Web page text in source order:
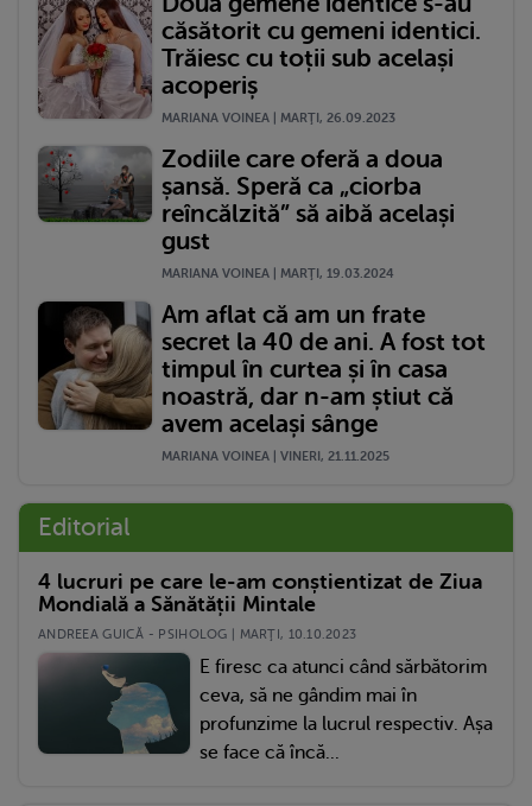
căsătorit cu gemeni identici.
Trăiesc cu toții sub același
acoperiș
MARIANA VOINEA | MARŢI, 26.09.2023
Zodiile care oferă a doua
șansă. Speră ca „ciorba
reîncălzită” să aibă același
gust
MARIANA VOINEA | MARŢI, 19.03.2024
Am aflat că am un frate
secret la 40 de ani. A fost tot
timpul în curtea și în casa
noastră, dar n-am știut că
avem același sânge
MARIANA VOINEA | VINERI, 21.11.2025
Editorial
4 lucruri pe care le-am conștientizat de Ziua
Mondială a Sănătății Mintale
ANDREEA GUICĂ - PSIHOLOG | MARŢI, 10.10.2023
E firesc ca atunci când sărbătorim
ceva, să ne gândim mai în
profunzime la lucrul respectiv. Așa
se face că încă...